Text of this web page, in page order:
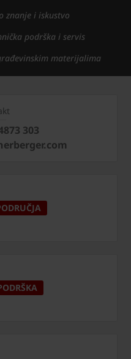
znanje i iskustvo
podrška i servis
materijalima
303